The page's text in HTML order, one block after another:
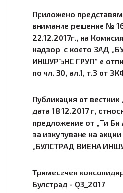
Приложено
внимание решение №
22.12.2017г., на
надзор, с което ЗАД
ИНШУРЪНС ГРУП” е
по чл. 30, ал.1, т.3 от
Публикация от вестник
дата 18.12.2017 г,
предложение от „Ти Би
за изкупуване на
„БУЛСТРАД ВИЕНА
Тримесечен
Булстрад - Q3_2017